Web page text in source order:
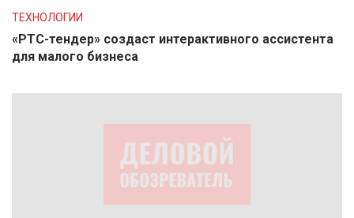
ТЕХНОЛОГИИ
«РТС-тендер» создаст интерактивного ассистента
для малого бизнеса